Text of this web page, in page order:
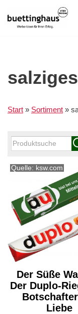
Zum
Start » Sortiment »
Quelle: ksw.com
Der Süße
Der Duplo-
Liebe